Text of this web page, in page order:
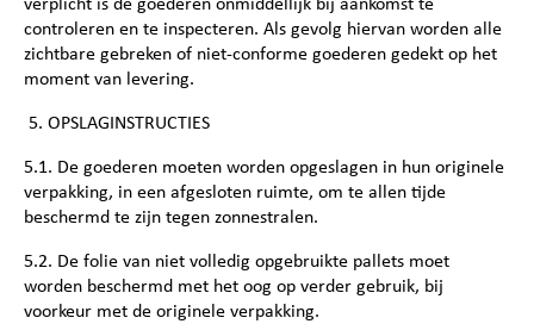
verplicht is de goederen onmiddellijk bij aankomst te
controleren en te inspecteren. Als gevolg hiervan worden alle
zichtbare gebreken of niet-conforme goederen gedekt op het
moment van levering.
5. OPSLAGINSTRUCTIES
5.1. De goederen moeten worden opgeslagen in hun originele
verpakking, in een afgesloten ruimte, om te allen tijde
beschermd te zijn tegen zonnestralen.
5.2. De folie van niet volledig opgebruikte pallets moet
worden beschermd met het oog op verder gebruik, bij
voorkeur met de originele verpakking.